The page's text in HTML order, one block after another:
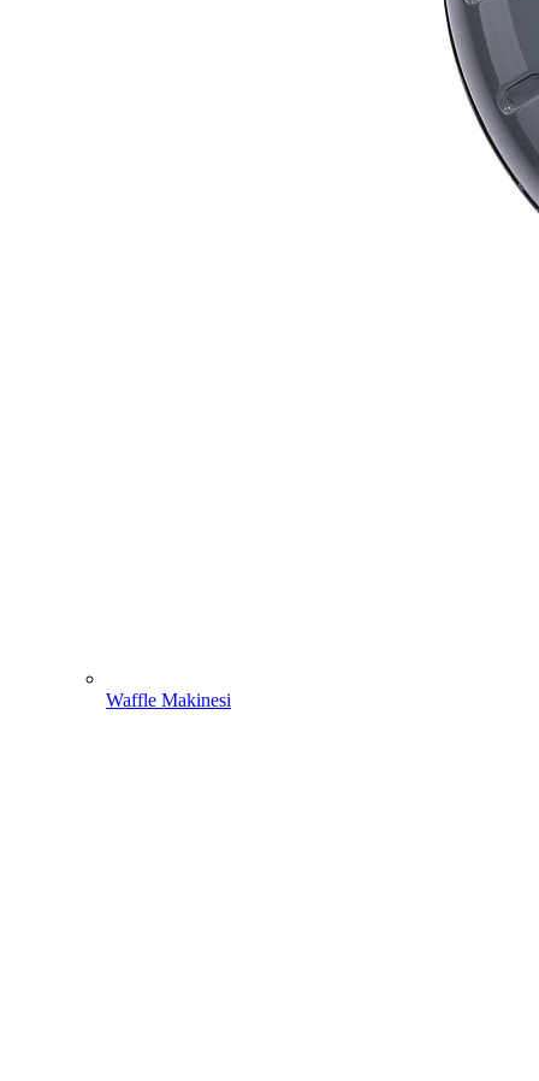
Waffle Makinesi